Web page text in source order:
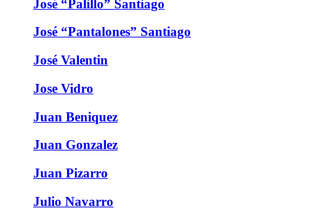
José “Palillo” Santiago
José “Pantalones” Santiago
José Valentin
Jose Vidro
Juan Beniquez
Juan Gonzalez
Juan Pizarro
Julio Navarro